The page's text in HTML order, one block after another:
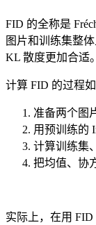
FID 的全称是
图片和训练集整
KL 散度更加合适
计算 FID 的过程如
准备两个图
用预训练的
计算训练集
把均值、协
实际上，在用